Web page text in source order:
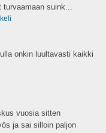
suink...
onkin luultavasti kaikki
vuosia sitten
ja sai silloin paljon